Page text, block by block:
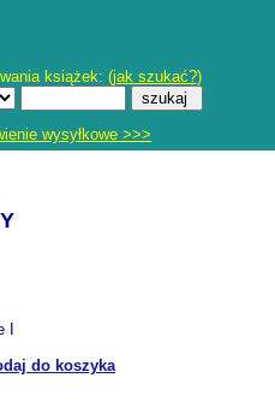
książek: (jak szukać?)
wysyłkowe >>>
do koszyka